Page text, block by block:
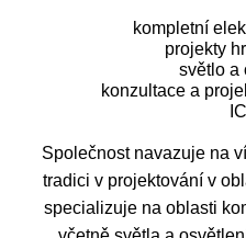
kompletní
projekty
světlo a
konzultace a
Společnost navazuje na
tradici v projektování v
specializuje na oblasti